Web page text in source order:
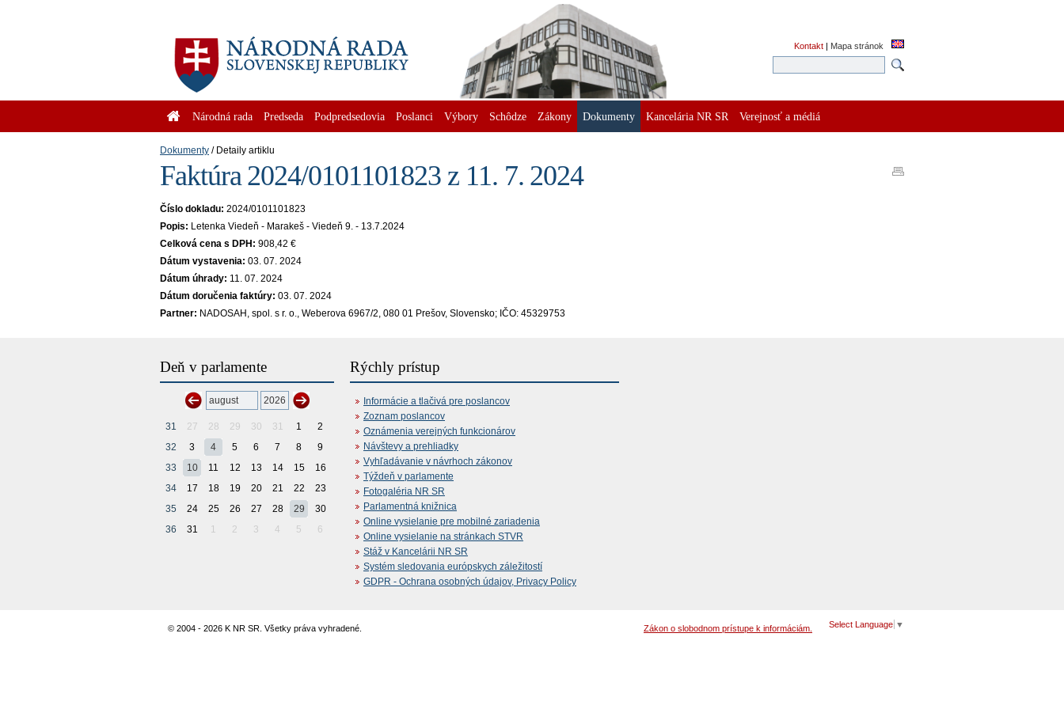
Kontakt | Mapa stránok
Národná rada Predseda Podpredsedovia Poslanci Výbory Schôdze Zákony Dokumenty Kancelária NR SR Verejnosť a médiá
Dokumenty Detaily artiklu
Faktúra 2024/0101101823 z 11. 7. 2024
Číslo dokladu: 2024/0101101823
Popis: Letenka Viedeň - Marakeš - Viedeň 9. - 13.7.2024
Celková cena s DPH: 908,42 €
Dátum vystavenia: 03. 07. 2024
Dátum úhrady: 11. 07. 2024
Dátum doručenia faktúry: 03. 07. 2024
Partner: NADOSAH, spol. s r. o., Weberova 6967/2, 080 01 Prešov, Slovensko; IČO: 45329753
Deň v parlamente
31 27 28 29 30 31 1
2
32
3 4 5 6 7 8
9
33
10 11 12 13 14 15
16
34
17 18 19 20 21 22
23
35
24 25 26 27 28 29
30
36
31 1 2 3 4 5 6
Rýchly prístup
Informácie a tlačivá pre poslancov
Zoznam poslancov
Oznámenia verejných funkcionárov
Návštevy a prehliadky
Vyhľadávanie v návrhoch zákonov
Týždeň v parlamente
Fotogaléria NR SR
Parlamentná knižnica
Online vysielanie pre mobilné zariadenia
Online vysielanie na stránkach STVR
Stáž v Kancelárii NR SR
Systém sledovania európskych záležitostí
GDPR - Ochrana osobných údajov, Privacy Policy
© 2004 - 2026 K NR SR. Všetky práva vyhradené. Select Language ▼
Zákon o slobodnom prístupe k informáciám.